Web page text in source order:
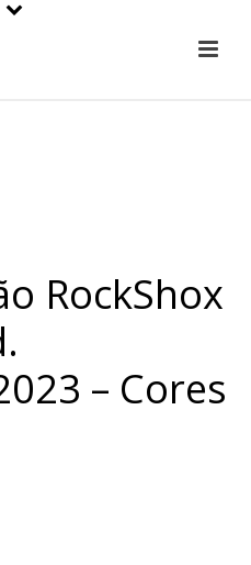
RockShox
– Cores